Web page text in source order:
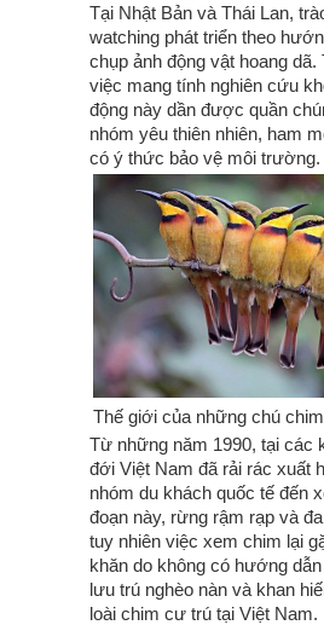
Tại Nhật Bản và Thái Lan,
watching phát triển theo
chụp ảnh động vật hoang
việc mang tính nghiên cứu
động này dần được quần
nhóm yêu thiên nhiên, ham
có ý thức bảo vệ môi trường.
Thế giới của những chú
Từ những năm 1990, tại các
đới Việt Nam đã rải rác xuất
nhóm du khách quốc tế đến
đoạn này, rừng rậm rạp và
tuy nhiên việc xem chim lại
khăn do không có hướng
lưu trú nghèo nàn và khan
loài chim cư trú tại Việt Nam.